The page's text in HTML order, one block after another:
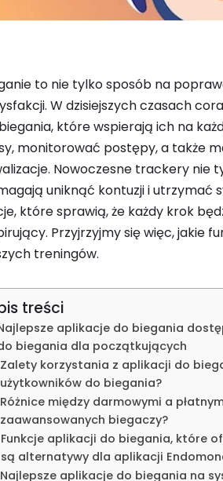
to nie tylko sposób na
W dzisiejszych czasach
które wspierają ich na
monitorować postępy, a także
Nowoczesne trackery nie
uniknąć kontuzji i utrzymać
które sprawią, że każdy krok
Przyjrzyjmy się więc, jakie
treningów.
treści
aplikacje do biegania
biegania dla początkujących
Zalety korzystania z aplikacji do
użytkowników do biegania?
Różnice między darmowymi a
zaawansowanych biegaczy?
Funkcje aplikacji do biegania, które
są alternatywy dla aplikacji
Najlepsze aplikacje do biegania na